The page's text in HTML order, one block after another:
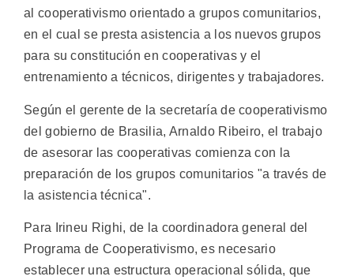
al cooperativismo orientado a grupos comunitarios,
en el cual se presta asistencia a los nuevos grupos
para su constitución en cooperativas y el
entrenamiento a técnicos, dirigentes y trabajadores.
Según el gerente de la secretaría de cooperativismo
del gobierno de Brasilia, Arnaldo Ribeiro, el trabajo
de asesorar las cooperativas comienza con la
preparación de los grupos comunitarios "a través de
la asistencia técnica".
Para Irineu Righi, de la coordinadora general del
Programa de Cooperativismo, es necesario
establecer una estructura operacional sólida, que